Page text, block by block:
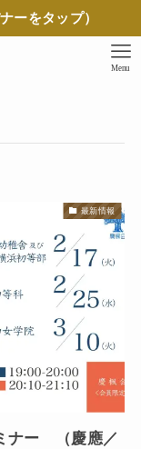
ーをタップ）
Menu
最新情報
ナー （慶應／